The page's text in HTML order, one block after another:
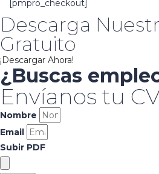
[pmpro_checkout]
Descarga
Gratuito
¡Descargar Ahora!
¿Buscas
Envíanos tu
Nombre
Email
Subir PDF